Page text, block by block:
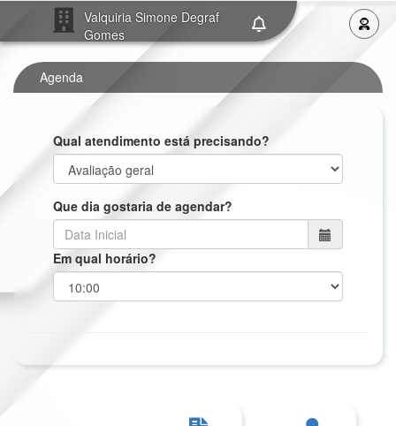
Valquiria Simone Degraf
Gomes
Agenda
Qual atendimento está precisando?
Que dia gostaria de agendar?
Em qual horário?